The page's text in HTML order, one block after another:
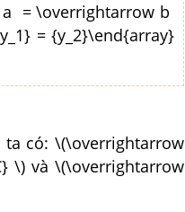
a = \overrightarrow b
= {y_2}\end{array}
có: \(\overrightarrow
\) và \(\overrightarrow